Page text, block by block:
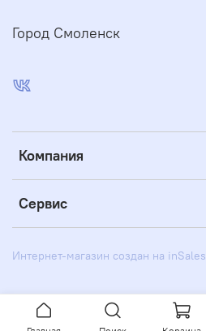
Компания
Сервис
Город Смоленск
Интернет-магазин создан на inSales